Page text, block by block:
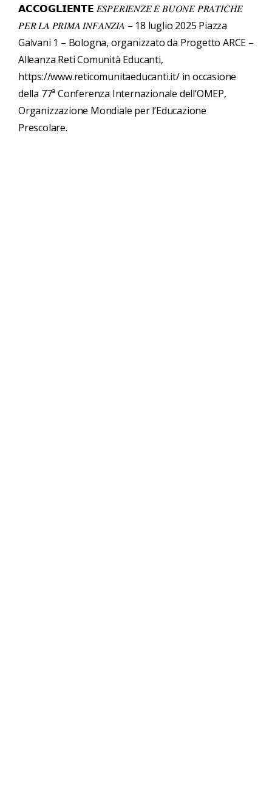
𝗔𝗖𝗖𝗢𝗚𝗟𝗜𝗘𝗡𝗧𝗘 𝐸𝑆𝑃𝐸𝑅𝐼𝐸𝑁𝑍𝐸 𝐸 𝐵𝑈𝑂𝑁𝐸 𝑃𝑅𝐴𝑇𝐼𝐶𝐻𝐸
𝑃𝐸𝑅 𝐿𝐴 𝑃𝑅𝐼𝑀𝐴 𝐼𝑁𝐹𝐴𝑁𝑍𝐼𝐴 – 18 luglio 2025 Piazza
Galvani 1 – Bologna, organizzato da Progetto ARCE –
Alleanza Reti Comunità Educanti,
https://www.reticomunitaeducanti.it/in occasione
della 77ª Conferenza Internazionale dell’OMEP,
Organizzazione Mondiale per l’Educazione
Prescolare.